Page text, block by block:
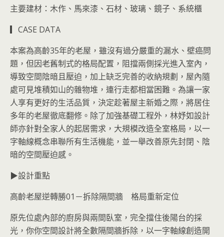
主要建材：木作、馬來漆、石材、玻璃、鏡子、系統櫃
▎CASE DATA
本案為高齡35年的老屋，雖沒有過分嚴重的漏水、壁癌問
題，但因老舊制式的格局配置，阻擋兩側採光進入室內，
導致空間陰暗且壓迫，加上缺乏完善的收納規劃，屋內隨
處可見堆積如山的雜物堆，連行走都相當困難。為讓一家
人享有更好的生活品質，決定趁著屋主新婚之際，將居住
多年的老屋徹底翻修。除了加強基礎工程外，林妤如設計
師亦針對全家人的起居需求，大規模改造全室格局，以一
字軸線概念串聯所有生活機能，並一舉改善原先封閉、陰
暗的空間壓迫感。
▶設計重點
高齡老屋逆轉勝01－拆除隔間牆 格局重新定位
原先位處內部的廚房與兩間臥室，完全擋住後陽台的採
光，你你空間設計將全數隔間牆拆除，以一字軸線創造開